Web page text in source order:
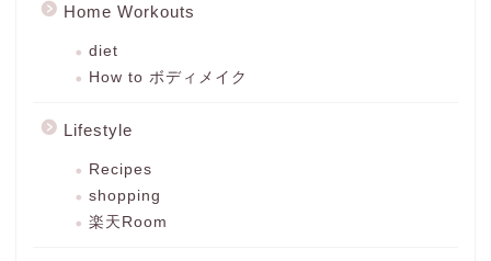
Home Workouts
diet
How to ボディメイク
Lifestyle
Recipes
shopping
楽天Room